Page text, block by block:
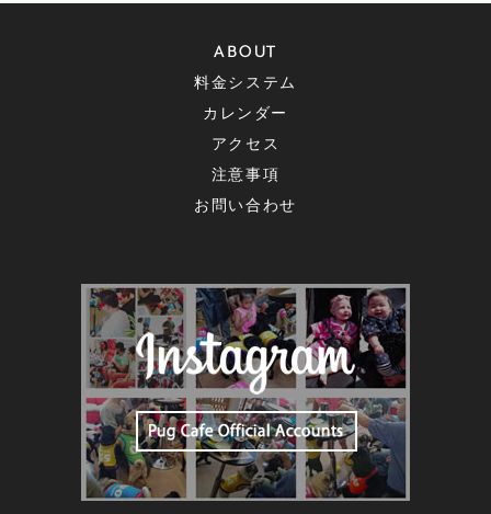
ABOUT
料金システム
カレンダー
アクセス
注意事項
お問い合わせ